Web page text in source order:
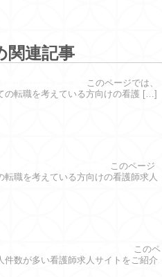
関連記事
このページでは、
の転職を考えている方向けの看護 […]
このページ
転職を考えている方向けの看護師求人
このペ
件数が多い看護師求人サイトをご紹介